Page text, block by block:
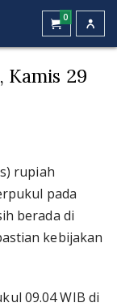
0
29
rupiah
pada
berada di
kebijakan
09.04 WIB di